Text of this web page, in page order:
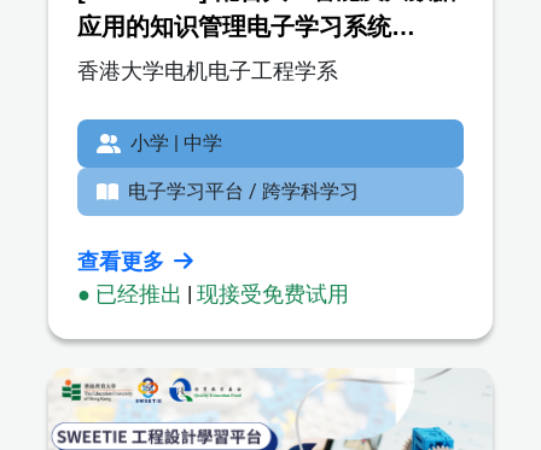
应用的知识管理电子学习系统
(iClass One)
香港大学电机电子工程学系
小学 | 中学
电子学习平台 / 跨学科学习
查看更多
● 已经推出 | 现接受免费试用